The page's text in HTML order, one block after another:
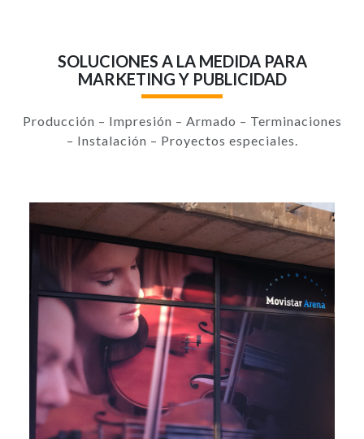
SOLUCIONES A LA MEDIDA PARA
MARKETING Y PUBLICIDAD
Producción – Impresión – Armado – Terminaciones
– Instalación – Proyectos especiales.